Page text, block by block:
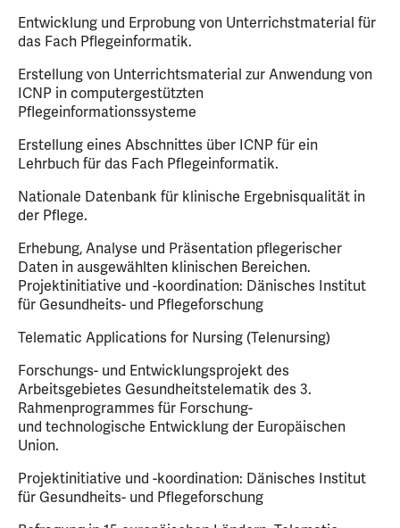
Entwicklung und Erprobung von Unterrichstmaterial für
das Fach Pflegeinformatik.
Erstellung von Unterrichtsmaterial zur Anwendung von
ICNP in computergestützten
Pflegeinformationssysteme
Erstellung eines Abschnittes über ICNP für ein
Lehrbuch für das Fach Pflegeinformatik.
Nationale Datenbank für klinische Ergebnisqualität in
der Pflege.
Erhebung, Analyse und Präsentation pflegerischer
Daten in ausgewählten klinischen Bereichen.
Projektinitiative und -koordination: Dänisches Institut
für Gesundheits- und Pflegeforschung
Telematic Applications for Nursing (Telenursing)
Forschungs- und Entwicklungsprojekt des
Arbeitsgebietes Gesundheitstelematik des 3.
Rahmenprogrammes für Forschung-
und technologische Entwicklung der Europäischen
Union.
Projektinitiative und -koordination: Dänisches Institut
für Gesundheits- und Pflegeforschung